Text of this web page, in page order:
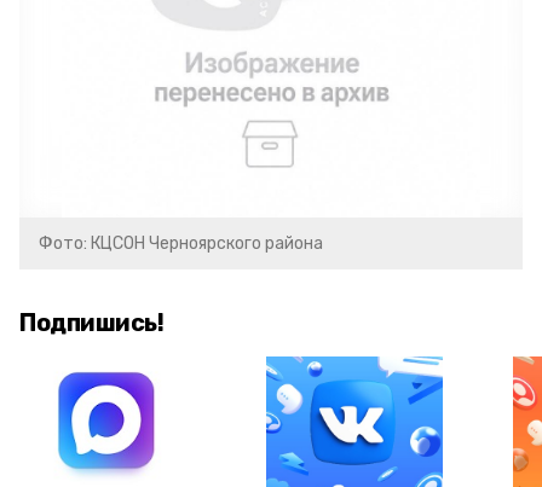
Фото: КЦСОН Черноярского района
Подпишись!